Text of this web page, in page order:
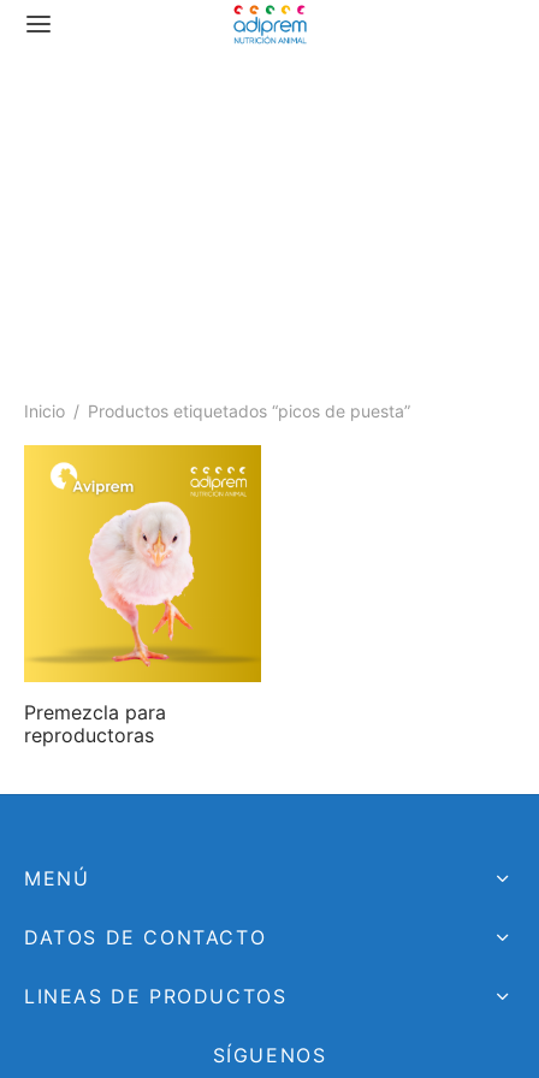
Inicio / Productos etiquetados “picos de puesta”
Premezcla para
reproductoras
MENÚ
DATOS DE CONTACTO
LINEAS DE PRODUCTOS
SÍGUENOS